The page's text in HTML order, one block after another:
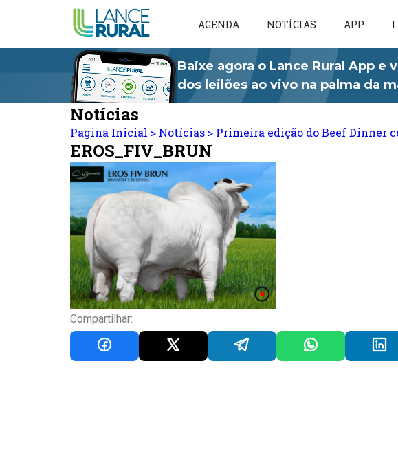
AGENDA NOTÍCIAS APP
Baixe agora o Lance Rural App e
dos leilões ao vivo na palma da
Notícias
Pagina Inicial > Notícias > Primeira edição do Beef Dinner
EROS_FIV_BRUN
Compartilhar: